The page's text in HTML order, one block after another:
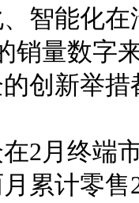
智能化
销量数字
创新举
2月终端
累计零售